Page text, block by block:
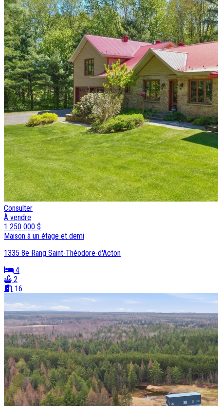
Consulter
À vendre
1 250 000 $
Maison à un étage et demi
1335 8e Rang Saint-Théodore-d'Acton
4
2
16